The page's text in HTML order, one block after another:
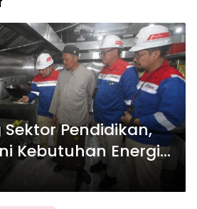
Sektor Pendidikan,
Kebutuhan Energi